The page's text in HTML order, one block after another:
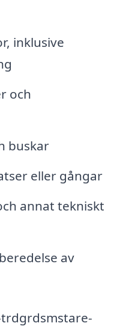
inklusive
och
buskar
eller gångar
annat tekniskt
av